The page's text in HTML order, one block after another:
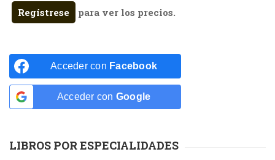
Regístrese para ver los precios.
Acceder con Facebook
Acceder con Google
LIBROS POR ESPECIALIDADES